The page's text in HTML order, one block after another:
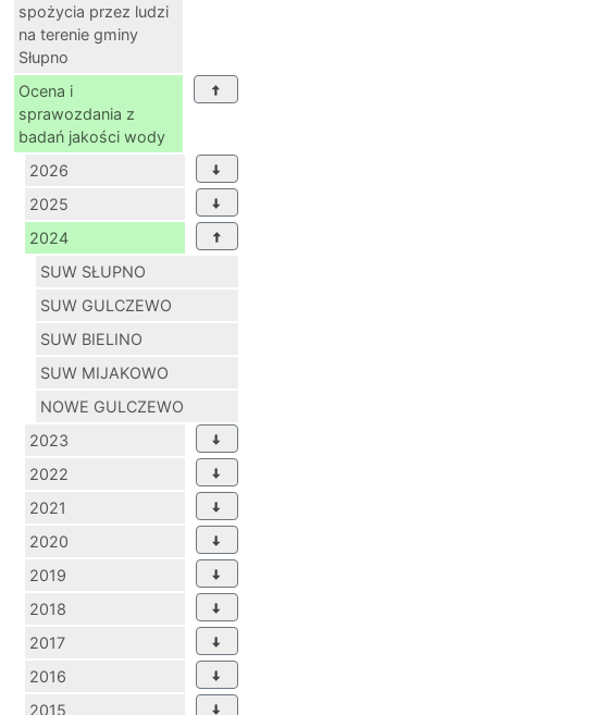
spożycia przez ludzi
na terenie gminy
Słupno
Ocena i
sprawozdania z
badań jakości wody
2026
2025
2024
SUW SŁUPNO
SUW GULCZEWO
SUW BIELINO
SUW MIJAKOWO
NOWE GULCZEWO
2023
2022
2021
2020
2019
2018
2017
2016
2015